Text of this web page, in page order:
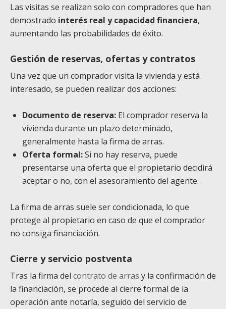
Las visitas se realizan solo con compradores que han
demostrado interés real y capacidad financiera,
aumentando las probabilidades de éxito.
Gestión de reservas, ofertas y contratos
Una vez que un comprador visita la vivienda y está
interesado, se pueden realizar dos acciones:
Documento de reserva: El comprador reserva la
vivienda durante un plazo determinado,
generalmente hasta la firma de arras.
Oferta formal:Si no hay reserva, puede
presentarse una oferta que el propietario decidirá
aceptar o no, con el asesoramiento del agente.
La firma de arras suele ser condicionada, lo que
protege al propietario en caso de que el comprador
no consiga financiación.
Cierre y servicio postventa
Tras la firma del contrato de arras y la confirmación de
la financiación, se procede al cierre formal de la
operación ante notaría, seguido del servicio de